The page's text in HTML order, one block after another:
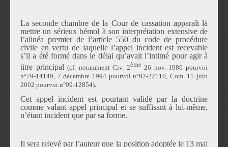
La seconde chambre de la Cour de cassation apparaît là
mettre un sérieux bémol à son interprétation extensive de
l’alinéa premier de l’article 550 du code de procédure
civile en vertu de laquelle l’appel incident est recevable
s’il a été formé dans le délai qu’avait l’intimé pour agirà
titre principal(cf. notamment Civ. 2ème26 nov. 1980 pourvoi
n°79-14149, 7 décembre 1994 pourvoi n°92-22110, Com. 11 juin
2002 pourvoi n°99-12854).
Cet appel incidentest pourtant validé par la doctrine
comme valant appel principal et se suffisant à lui-même,
n’étant incident que par sa forme.
Il sera relevé par l’auteur que la position adoptée le 13 mai